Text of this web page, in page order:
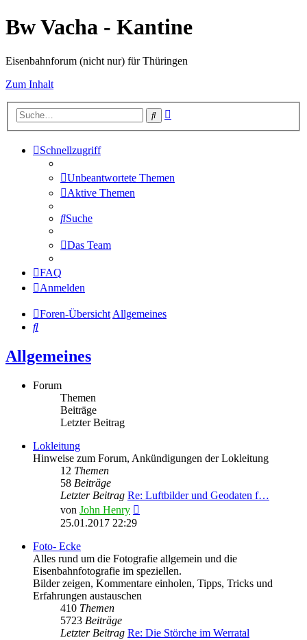
Bw Vacha - Kantine
Eisenbahnforum (nicht nur) für Thüringen
Zum Inhalt
Suche
Schnellzugriff
Unbeantwortete Themen
Aktive Themen
Suche
Das Team
FAQ
Anmelden
Foren-ÜbersichtAllgemeines
Suche
Allgemeines
Forum
Themen
Beiträge
Letzter Beitrag
Lokleitung
Hinweise zum Forum, Ankündigungen der Lokleitung
12 Themen
58 Beiträge
Letzter Beitrag Re: Luftbilder und Geodaten f…
von John Henry
25.01.2017 22:29
Foto- Ecke
Alles rund um die Fotografie allgemein und die
Eisenbahnfotografie im speziellen.
Bilder zeigen, Kommentare einholen, Tipps, Tricks und
Erfahrungen austauschen
410 Themen
5723 Beiträge
Letzter Beitrag Re: Die Störche im Werratal